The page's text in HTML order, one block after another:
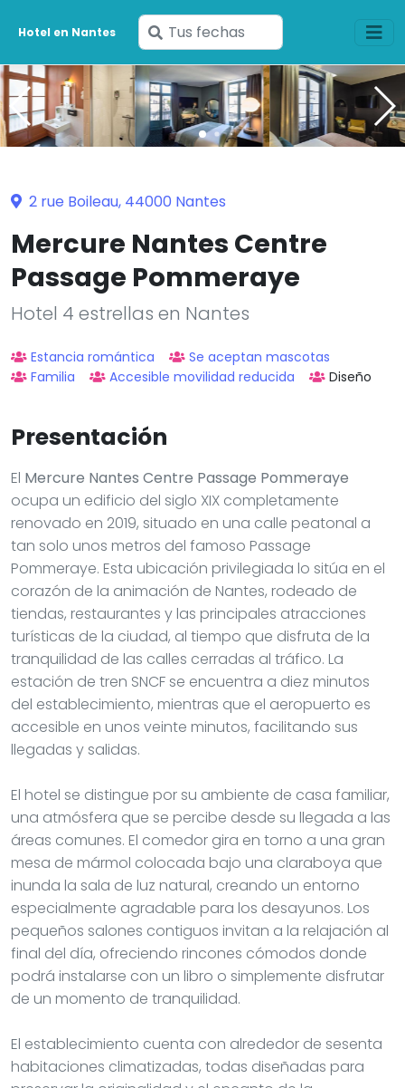
Hotel en Nantes
Ingresa
tus
fechas
2 rue Boileau, 44000 Nantes
Mercure Nantes Centre
Passage Pommeraye
Hotel 4 estrellas en Nantes
Estancia romántica
Se aceptan mascotas
Familia
Accesible movilidad reducida Diseño
Presentación
El Mercure Nantes Centre Passage Pommeraye
ocupa un edificio del siglo XIX completamente
renovado en 2019, situado en una calle peatonal a
tan solo unos metros del famoso Passage
Pommeraye. Esta ubicación privilegiada lo sitúa en el
corazón de la animación de Nantes, rodeado de
tiendas, restaurantes y las principales atracciones
turísticas de la ciudad, al tiempo que disfruta de la
tranquilidad de las calles cerradas al tráfico. La
estación de tren SNCF se encuentra a diez minutos
del establecimiento, mientras que el aeropuerto es
accesible en unos veinte minutos, facilitando sus
llegadas y salidas.
El hotel se distingue por su ambiente de casa familiar,
una atmósfera que se percibe desde su llegada a las
áreas comunes. El comedor gira en torno a una gran
mesa de mármol colocada bajo una claraboya que
inunda la sala de luz natural, creando un entorno
especialmente agradable para los desayunos. Los
pequeños salones contiguos invitan a la relajación al
final del día, ofreciendo rincones cómodos donde
podrá instalarse con un libro o simplemente disfrutar
de un momento de tranquilidad.
El establecimiento cuenta con alrededor de sesenta
habitaciones climatizadas, todas diseñadas para